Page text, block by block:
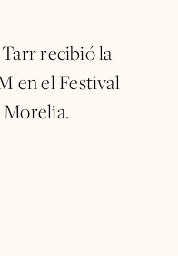
recibió la
en el Festival